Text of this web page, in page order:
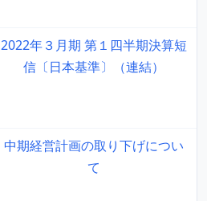
2022年３月期 第１四半期決算短
信〔日本基準〕（連結）
中期経営計画の取り下げについ
て